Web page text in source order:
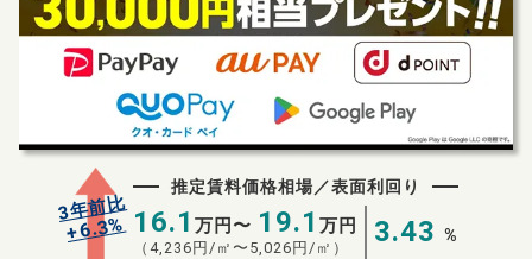
3年前比
+6.3%
推定賃料価格相場／表面利回り
16.1 万円〜 19.1 万円
（ 4,236 円/㎡〜 5,026 円/㎡） 3.43 %